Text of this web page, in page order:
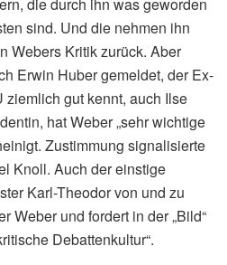
sind. Und die nehmen ihn
Webers Kritik zurück. Aber
Erwin Huber gemeldet, der Ex-
gut kennt, auch Ilse
hat Weber „sehr wichtige
Zustimmung signalisierte
Knoll. Auch der einstige
Karl-Theodor von und zu
Weber und fordert in der „Bild“
Debattenkultur“.